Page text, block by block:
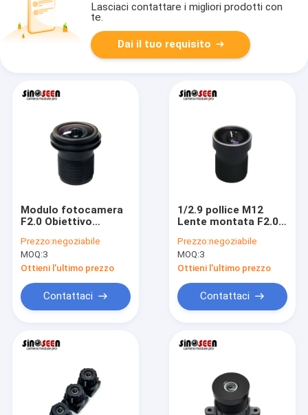
Lasciaci contattare i migliori prodotti con
te.
Dai il tuo requisito
Modulo fotocamera
F2.0 Obiettivo
1/2.9 pollici adatto
per sensore GC2053
Prezzo:negoziabile
MOQ:3
Ottieni l'ultimo prezzo
Contattaci
1/2.9 pollice M12
Lente montata F2.0
Lente adatta per
sensore OV2775
Prezzo:negoziabile
MOQ:3
Ottieni l'ultimo prezzo
Contattaci